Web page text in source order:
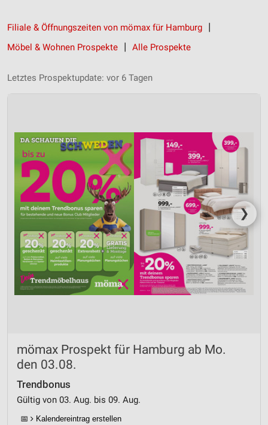
Filiale & Öffnungszeiten von mömax für Hamburg
Möbel & Wohnen Prospekte
Alle Prospekte
Letztes Prospektupdate: vor 6 Tagen
❯
mömax Prospekt für Hamburg ab Mo.
den 03.08.
Trendbonus
Gültig von 03. Aug. bis 09. Aug.
📅 Kalendereintrag erstellen